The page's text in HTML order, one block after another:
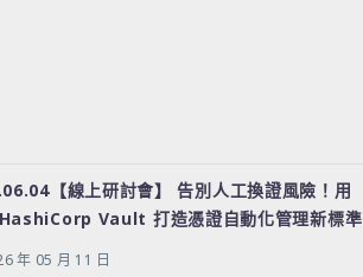
【線上研討會】 告別人工換證風險！用
Vault 打造憑證自動化管理新標準
年 05 月 11 日